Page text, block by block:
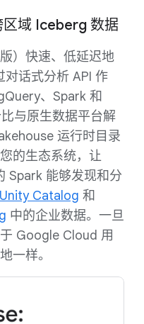
域 Iceberg 数据
）快速、低延迟地
话式分析 API 作
、Spark 和
与原生数据平台解
运行时目录
的生态系统，让
Spark 能够发现和分
Catalog 和
中的企业数据。一旦
Google Cloud 用
一样。